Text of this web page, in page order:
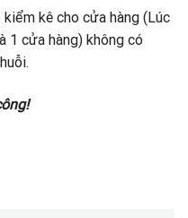
kê cho cửa hàng (Lúc
1 cửa hàng) không có